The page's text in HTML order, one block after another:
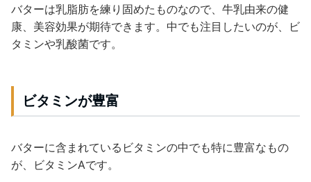
バターは乳脂肪を練り固めたものなので、牛乳由来の健
康、美容効果が期待できます。中でも注目したいのが、ビ
タミンや乳酸菌です。
ビタミンが豊富
バターに含まれているビタミンの中でも特に豊富なもの
が、ビタミンAです。